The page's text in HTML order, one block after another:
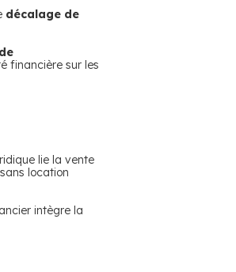
décalage de
financière sur les
lie la vente
location
intègre la